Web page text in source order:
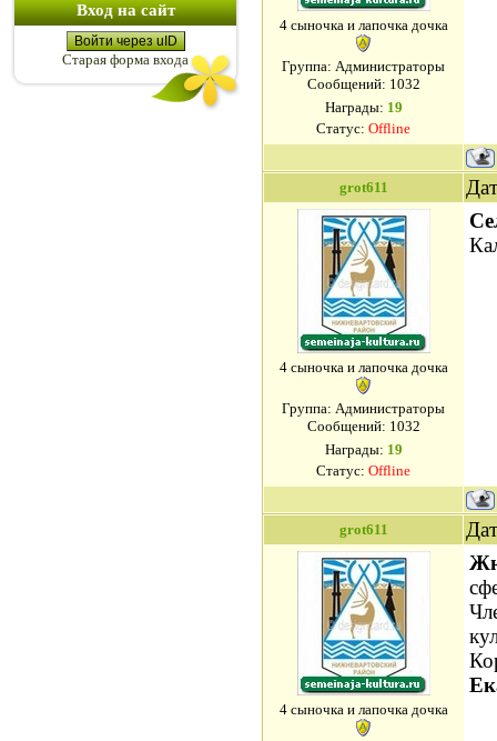
Вход на сайт
Войти через uID
Старая форма входа
4 сыночка и лапочка дочка
Группа: Администраторы
Сообщений: 1032
Награды: 19
Статус: Offline
grot611
4 сыночка и лапочка дочка
Группа: Администраторы
Сообщений: 1032
Награды: 19
Статус: Offline
grot611
4 сыночка и лапочка дочка